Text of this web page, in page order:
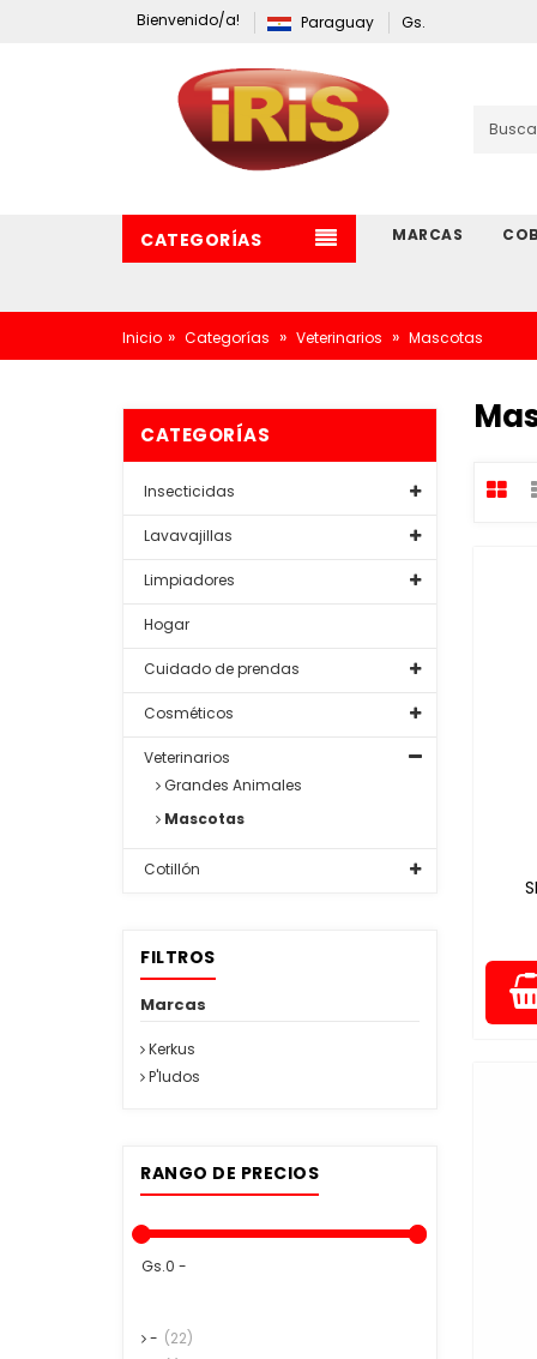
Bienvenido/a! Paraguay Gs.
CATEGORÍAS MARCAS
Inicio » Categorías » Veterinarios » Mascotas
CATEGORÍAS
Insecticidas
Lavavajillas
Limpiadores
Hogar
Cuidado de prendas
Cosméticos
Veterinarios
Grandes Animales
Mascotas
Cotillón
FILTROS
Marcas
Kerkus
P'ludos
RANGO DE PRECIOS
Gs.0 -
- (22)